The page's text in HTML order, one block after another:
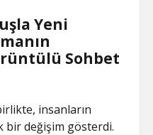
Yeni
Sohbet
insanların
bir değişim gösterdi.